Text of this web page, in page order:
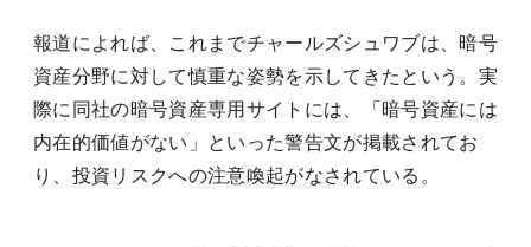
報道によれば、これまでチャールズシュワブは、暗号
資産分野に対して慎重な姿勢を示してきたという。実
際に同社の暗号資産専用サイトには、「暗号資産には
内在的価値がない」といった警告文が掲載されてお
り、投資リスクへの注意喚起がなされている。